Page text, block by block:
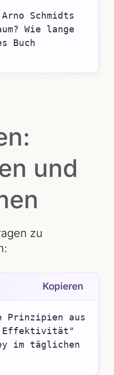
Schmidts
Wie lange
Buch
und
zu
Kopieren
Prinzipien aus
Effektivität"
im täglichen